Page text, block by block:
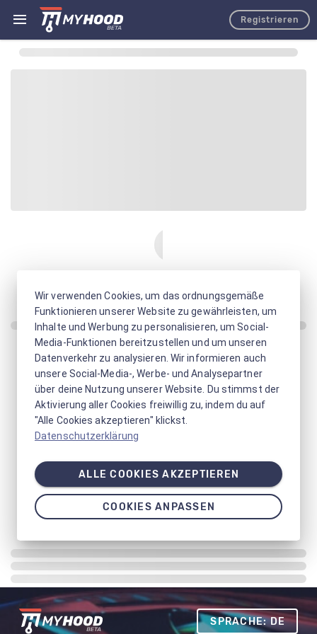
Registrieren
SPRACHE: DE
Wir verwenden Cookies, um das ordnungsgemäße
Funktionieren unserer Website zu gewährleisten, um
Inhalte und Werbung zu personalisieren, um Social-
Media-Funktionen bereitzustellen und um unseren
Datenverkehr zu analysieren. Wir informieren auch
unsere Social-Media-, Werbe- und Analysepartner
über deine Nutzung unserer Website. Du stimmst der
Aktivierung aller Cookies freiwillig zu, indem du auf
"Alle Cookies akzeptieren" klickst.
Datenschutzerklärung
ALLE COOKIES AKZEPTIEREN
COOKIES ANPASSEN